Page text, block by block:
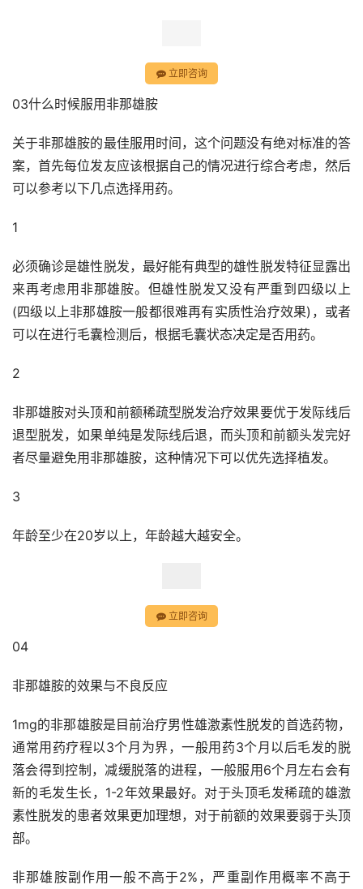
立即咨询
03什么时候服用非那雄胺
关于非那雄胺的最佳服用时间，这个问题没有绝对标准的答
案，首先每位发友应该根据自己的情况进行综合考虑，然后
可以参考以下几点选择用药。
1
必须确诊是雄性脱发，最好能有典型的雄性脱发特征显露出
来再考虑用非那雄胺。但雄性脱发又没有严重到四级以上
(四级以上非那雄胺一般都很难再有实质性治疗效果)，或者
可以在进行毛囊检测后，根据毛囊状态决定是否用药。
2
非那雄胺对头顶和前额稀疏型脱发治疗效果要优于发际线后
退型脱发，如果单纯是发际线后退，而头顶和前额头发完好
者尽量避免用非那雄胺，这种情况下可以优先选择植发。
3
年龄至少在20岁以上，年龄越大越安全。
立即咨询
04
非那雄胺的效果与不良反应
1mg的非那雄胺是目前治疗男性雄激素性脱发的首选药物，
通常用药疗程以3个月为界，一般用药3个月以后毛发的脱
落会得到控制，减缓脱落的进程，一般服用6个月左右会有
新的毛发生长，1-2年效果最好。对于头顶毛发稀疏的雄激
素性脱发的患者效果更加理想，对于前额的效果要弱于头顶
部。
非那雄胺副作用一般不高于2%，严重副作用概率不高于